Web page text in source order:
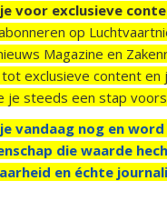
voor exclusieve
op
Magazine en
exclusieve content en
je steeds een stap
vandaag nog en
die waarde
en échte